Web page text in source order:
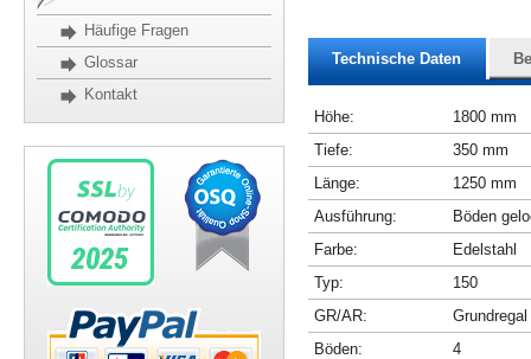
Häufige Fragen
Glossar
Kontakt
Technische Daten
Höhe:
1800 mm
Tiefe:
350 mm
Länge:
1250 mm
Ausführung:
Böden
Farbe:
Edelstahl
Typ:
150
GR/AR:
Grundregal
Böden:
4